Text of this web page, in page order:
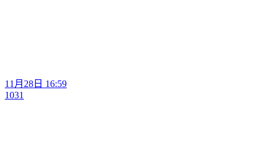
11月28日 16:59
1031